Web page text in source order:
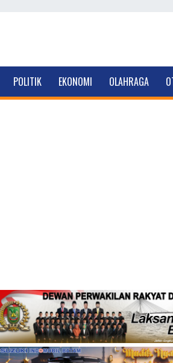
POLITIK EKONOMI OLAHRAGA